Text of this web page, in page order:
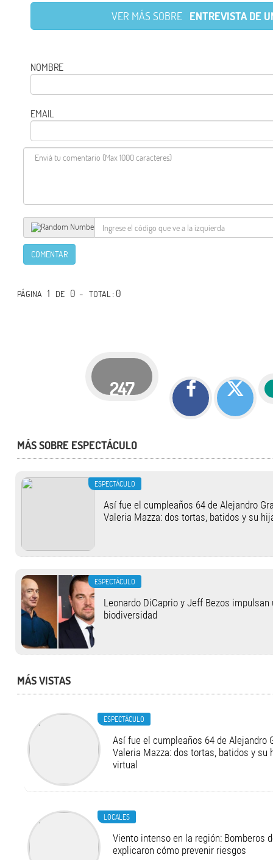
VER MÁS SOBRE ENTREVISTA DE
NOMBRE
EMAIL
COMENTAR
PÁGINA 1 DE 0 -TOTAL: 0
247
MÁS SOBRE ESPECTÁCULO
ESPECTÁCULO
Así fue el cumpleaños 64 de Alejandro
Valeria Mazza: dos tortas, batidos y su
ESPECTÁCULO
Leonardo DiCaprio y Jeff Bezos
biodiversidad
MÁS VISTAS
ESPECTÁCULO
Así fue el cumpleaños 64 de Alejandro
Valeria Mazza: dos tortas, batidos y su
virtual
LOCALES
Viento intenso en la región: Bomberos
explicaron cómo prevenir riesgos